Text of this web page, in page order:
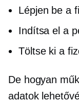
Lépjen be a
Indítsa el a
Töltse ki a
De hogyan
adatok